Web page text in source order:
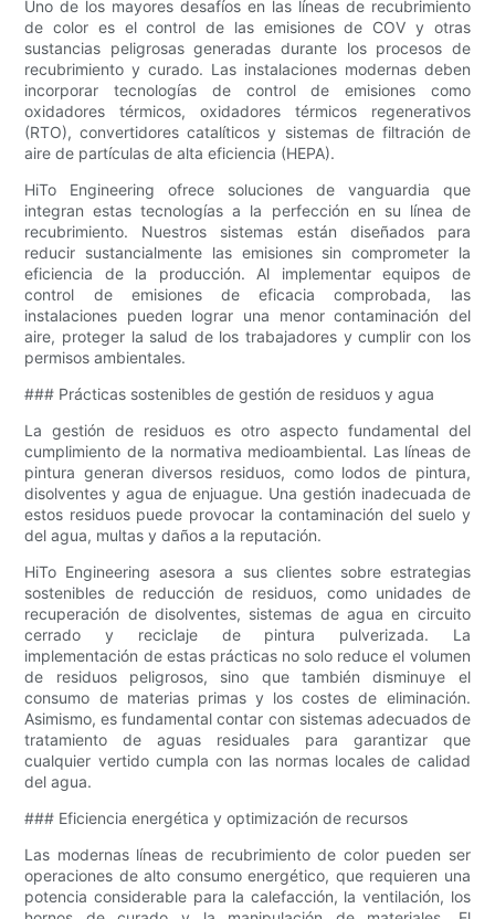
Uno de los mayores desafíos en las líneas de recubrimiento
de color es el control de las emisiones de COV y otras
sustancias peligrosas generadas durante los procesos de
recubrimiento y curado. Las instalaciones modernas deben
incorporar tecnologías de control de emisiones como
oxidadores térmicos, oxidadores térmicos regenerativos
(RTO), convertidores catalíticos y sistemas de filtración de
aire de partículas de alta eficiencia (HEPA).
HiTo Engineering ofrece soluciones de vanguardia que
integran estas tecnologías a la perfección en su línea de
recubrimiento. Nuestros sistemas están diseñados para
reducir sustancialmente las emisiones sin comprometer la
eficiencia de la producción. Al implementar equipos de
control de emisiones de eficacia comprobada, las
instalaciones pueden lograr una menor contaminación del
aire, proteger la salud de los trabajadores y cumplir con los
permisos ambientales.
### Prácticas sostenibles de gestión de residuos y agua
La gestión de residuos es otro aspecto fundamental del
cumplimiento de la normativa medioambiental. Las líneas de
pintura generan diversos residuos, como lodos de pintura,
disolventes y agua de enjuague. Una gestión inadecuada de
estos residuos puede provocar la contaminación del suelo y
del agua, multas y daños a la reputación.
HiTo Engineering asesora a sus clientes sobre estrategias
sostenibles de reducción de residuos, como unidades de
recuperación de disolventes, sistemas de agua en circuito
cerrado y reciclaje de pintura pulverizada. La
implementación de estas prácticas no solo reduce el volumen
de residuos peligrosos, sino que también disminuye el
consumo de materias primas y los costes de eliminación.
Asimismo, es fundamental contar con sistemas adecuados de
tratamiento de aguas residuales para garantizar que
cualquier vertido cumpla con las normas locales de calidad
del agua.
### Eficiencia energética y optimización de recursos
Las modernas líneas de recubrimiento de color pueden ser
operaciones de alto consumo energético, que requieren una
potencia considerable para la calefacción, la ventilación, los